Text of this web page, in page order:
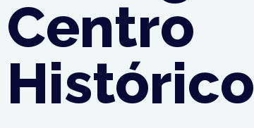
Centro
Histórico